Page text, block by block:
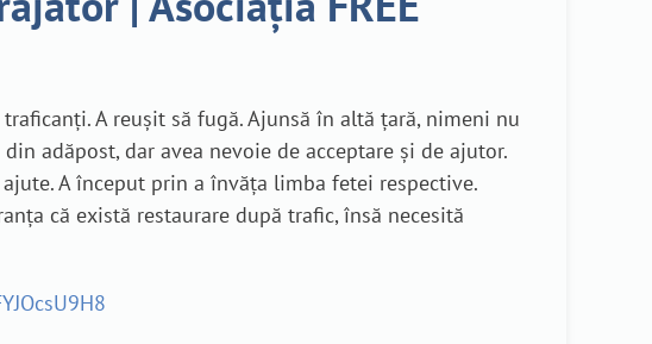
A reușit să fugă. Ajunsă în altă țară, nimeni nu
adăpost, dar avea nevoie de acceptare și de ajutor.
A început prin a învăța limba fetei respective.
că există restaurare după trafic, însă necesită